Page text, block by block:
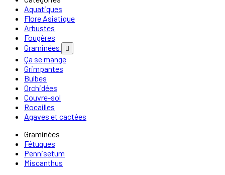
Aquatiques
Flore Asiatique
Arbustes
Fougères
Graminées

Ça se mange
Grimpantes
Bulbes
Orchidées
Couvre-sol
Rocailles
Agaves et cactées
Graminées
Fétuques
Pennisetum
Miscanthus